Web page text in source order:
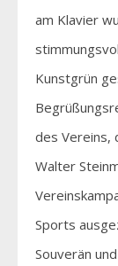
am Klavier
Kunstgrün
des Vereins,
Walter
Sports
Souverän